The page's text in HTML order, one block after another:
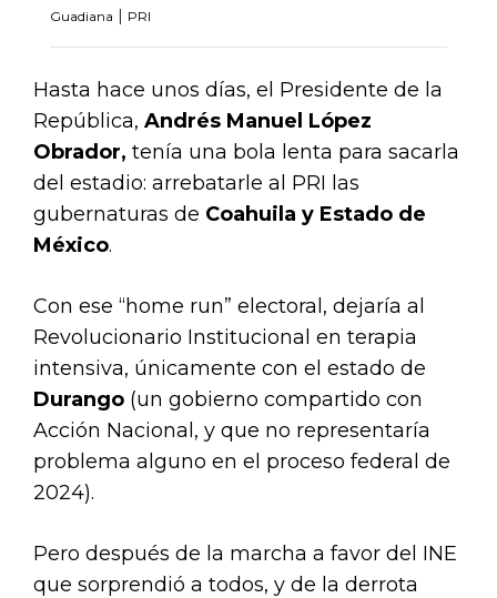
Guadiana | PRI
Hasta hace unos días, el Presidente de la
República, Andrés Manuel López
Obrador, tenía una bola lenta para sacarla
del estadio: arrebatarle al PRI las
gubernaturas de Coahuila y Estado de
México.
Con ese “home run” electoral, dejaría al
Revolucionario Institucional en terapia
intensiva, únicamente con el estado de
Durango (un gobierno compartido con
Acción Nacional, y que no representaría
problema alguno en el proceso federal de
2024).
Pero después de la marcha a favor del INE
que sorprendió a todos, y de la derrota